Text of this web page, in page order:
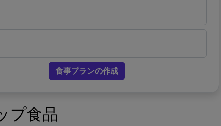
食事プランの作成
プ食品